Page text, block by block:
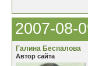
2007-08-
Галина Беспалова
Автор сайта